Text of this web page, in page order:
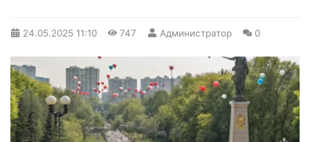
24.05.2025 11:10 747 Администратор 0